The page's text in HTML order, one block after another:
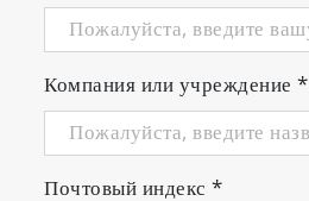
Компания или учреждение*
Почтовый индекс*